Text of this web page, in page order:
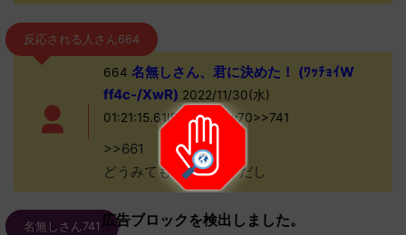
反応される人さん664
664 名無しさん、君に決めた！ (ﾜｯﾁｮｲW
ff4c-/XwR) 2022/11/30(水)
01:21:15.61ID:xeQhzXw70>>741
>>661
どうみても花カマキリだし
名無しさん741 広告ブロックを検出しました。